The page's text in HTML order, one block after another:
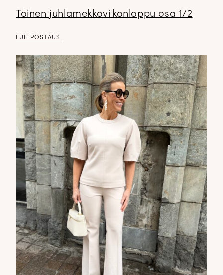
Toinen juhlamekkoviikonloppu osa 1/2
LUE POSTAUS